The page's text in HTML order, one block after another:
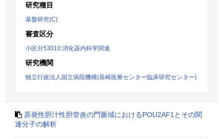
研究種目
基盤研究(C)
審査区分
小区分53010:消化器内科学関連
研究機関
独立行政法人国立病院機構(長崎医療センター臨床研究センター)
原発性胆汁性胆管炎の門脈域におけるPOU2AF1とその関
連分子の解析